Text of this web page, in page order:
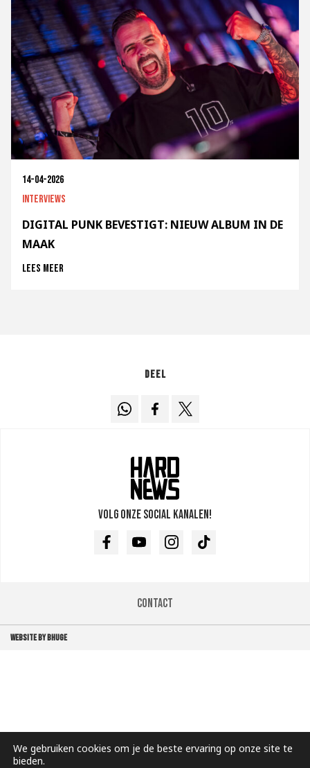
14-04-2026
Interviews
DIGITAL PUNK BEVESTIGT: NIEUW ALBUM IN DE
MAAK
Lees meer
Deel
Volg onze social kanalen!
FacebookYoutubeInstagramTikTok
Contact
WEBSITE BY BHUGE
We gebruiken cookies om je de beste ervaring op onze site te
bieden.